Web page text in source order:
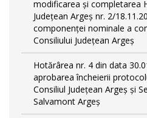
modificarea și completarea
Județean Argeș nr. 2/
componenței nominale a
Consiliului Județean Argeș
Hotărârea nr. 4 din data
aprobarea încheierii
Consiliul Județean Argeș și
Salvamont Argeș